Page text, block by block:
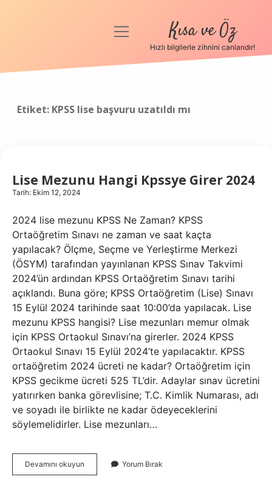
Anasayfa
menüyü
Kısa ve Öz
Hızlı bilgilerle zihnini canlandır!
Etiket: KPSS lise başvuru uzatıldı mı
Lise Mezunu Hangi Kpssye Girer 2024
Tarih: Ekim 12, 2024
2024 lise mezunu KPSS Ne Zaman? KPSS
Ortaöğretim Sınavı ne zaman ve saat kaçta
yapılacak? Ölçme, Seçme ve Yerleştirme Merkezi
(ÖSYM) tarafından yayınlanan KPSS Sınav Takvimi
2024’ün ardından KPSS Ortaöğretim Sınavı tarihi
açıklandı. Buna göre; KPSS Ortaöğretim (Lise) Sınavı
15 Eylül 2024 tarihinde saat 10:00’da yapılacak. Lise
mezunu KPSS hangisi? Lise mezunları memur olmak
için KPSS Ortaokul Sınavı’na girerler. 2024 KPSS
Ortaokul Sınavı 15 Eylül 2024’te yapılacaktır. KPSS
ortaöğretim 2024 ücreti ne kadar? Ortaöğretim için
KPSS gecikme ücreti 525 TL’dir. Adaylar sınav ücretini
yatırırken banka görevlisine; T.C. Kimlik Numarası, adı
ve soyadı ile birlikte ne kadar ödeyeceklerini
söylemelidirler. Lise mezunları…
Devamını okuyun
Mezunu
Yorum Bırak